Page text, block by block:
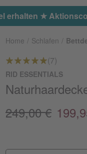
Home Schlafen
(7)
RID ESSENTIALS
249,00 €